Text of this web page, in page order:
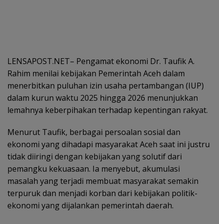
LENSAPOST.NET– Pengamat ekonomi Dr. Taufik A.
Rahim menilai kebijakan Pemerintah Aceh dalam
menerbitkan puluhan izin usaha pertambangan (IUP)
dalam kurun waktu 2025 hingga 2026 menunjukkan
lemahnya keberpihakan terhadap kepentingan rakyat.
Menurut Taufik, berbagai persoalan sosial dan
ekonomi yang dihadapi masyarakat Aceh saat ini justru
tidak diiringi dengan kebijakan yang solutif dari
pemangku kekuasaan. Ia menyebut, akumulasi
masalah yang terjadi membuat masyarakat semakin
terpuruk dan menjadi korban dari kebijakan politik-
ekonomi yang dijalankan pemerintah daerah.